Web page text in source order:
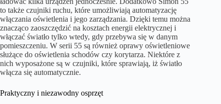
to także czujniki ruchu, które umożliwiają automatyzację
włączania oświetlenia i jego zarządzania. Dzięki temu można
znacząco zaoszczędzić na kosztach energii elektrycznej i
włączać światło tylko wtedy, gdy przebywa się w danym
pomieszczeniu. W serii 55 są również oprawy oświetleniowe
służące do oświetlenia schodów czy korytarza. Niektóre z
nich wyposażone są w czujniki, które sprawiają, iż światło
włącza się automatycznie.
Praktyczny i niezawodny osprzęt